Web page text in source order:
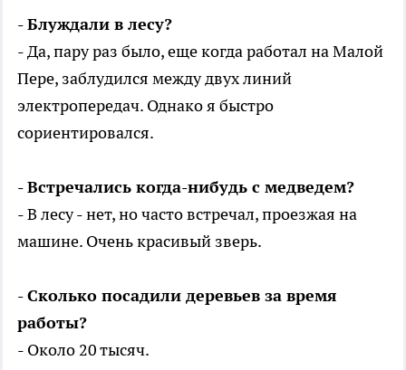
- Блуждали в лесу?
- Да, пару раз было, еще когда работал на Малой
Пере, заблудился между двух линий
электропередач. Однако я быстро
сориентировался.
- Встречались когда-нибудь с медведем?
- В лесу - нет, но часто встречал, проезжая на
машине. Очень красивый зверь.
- Сколько посадили деревьев за время
работы?
- Около 20 тысяч.